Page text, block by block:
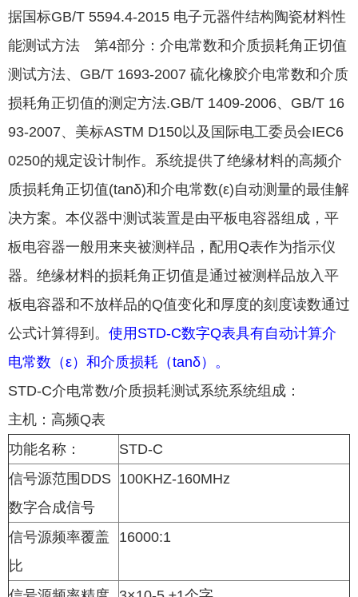
据国标GB/T 5594.4-2015 电子元器件结构陶瓷材料性
能测试方法 第4部分：介电常数和介质损耗角正切值
测试方法、GB/T 1693-2007 硫化橡胶介电常数和介质
损耗角正切值的测定方法.GB/T 1409-2006、GB/T 16
93-2007、美标ASTM D150以及国际电工委员会IEC6
0250的规定设计制作。系统提供了绝缘材料的高频介
质损耗角正切值(tanδ)和介电常数(ε)自动测量的最佳解
决方案。本仪器中测试装置是由平板电容器组成，平
板电容器一般用来夹被测样品，配用Q表作为指示仪
器。绝缘材料的损耗角正切值是通过被测样品放入平
板电容器和不放样品的Q值变化和厚度的刻度读数通过
公式计算得到。 使用STD-C数字Q表具有自动计算介
电常数（ε）和介质损耗（tanδ）。
STD-C介电常数/介质损耗测试系统系统组成：
主机：高频Q表
功能名称：
STD-C
信号源范围DDS
数字合成信号
100KHZ-160MHz
信号源频率覆盖
比
16000:1